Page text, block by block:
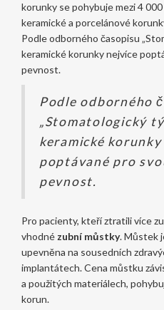
korunky se pohybuje mezi 4
keramické a porcelánové
Podle odborného časopisu
keramické korunky nejvíce
pevnost.
Podle odborného
„Stomatologický
keramické
poptávané pro
pevnost.
Pro pacienty, kteří ztratili více
vhodnézubní můstky. Můstek
upevněna na sousedních
implantátech. Cena můstku
a použitých materiálech,
korun.